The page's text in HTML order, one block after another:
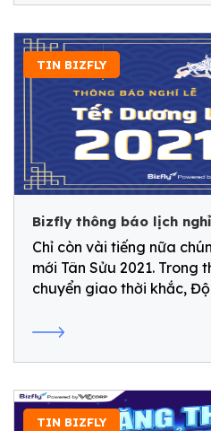
Bizfly thông báo lịch
Chỉ còn vài tiếng nữa
mới Tân Sửu 2021. Trong
chuyển giao thời khắc,
khỏe - Hạnh phúc - Thịnh
TIN BIZFLY
TIN BIZFLY